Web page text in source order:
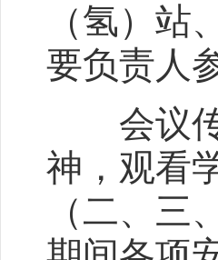
（氢）
要负责人
会议传
神，观看
（二、